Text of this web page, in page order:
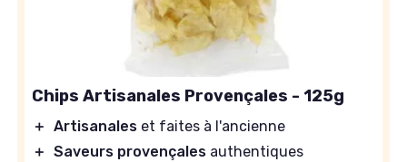
Chips Artisanales Provençales - 125g
＋ Artisanales et faites à l'ancienne
＋ Saveurs provençales authentiques